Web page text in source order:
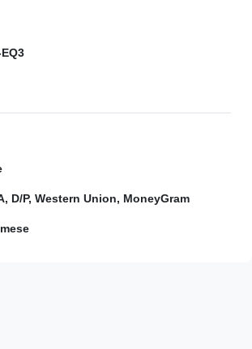
D/P, Western Union, MoneyGram